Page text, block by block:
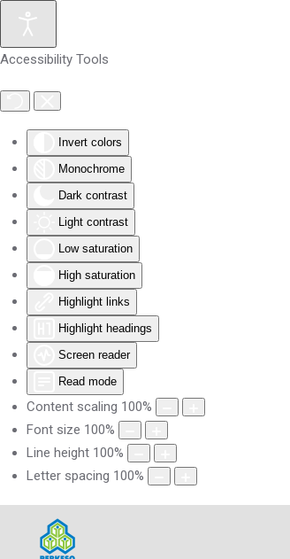
Accessibility Tools
Invert colors
Monochrome
Dark contrast
Light contrast
Low saturation
High saturation
Highlight links
Highlight headings
Screen reader
Read mode
Content scaling 100%
Font size 100%
Line height 100%
Letter spacing 100%
Skip to main content